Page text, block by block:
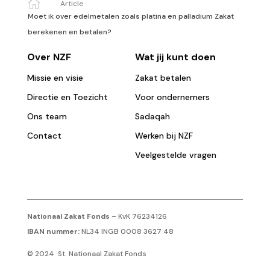

Article
Moet ik over edelmetalen zoals platina en palladium Zakat
berekenen en betalen?
Over NZF
Missie en visie
Directie en Toezicht
Ons team
Contact
Wat jij kunt doen
Zakat betalen
Voor ondernemers
Sadaqah
Werken bij NZF
Veelgestelde vragen
Nationaal Zakat Fonds – KvK 76234126
IBAN nummer:NL34 INGB 0008 3627 48
© 2024 St. Nationaal Zakat Fonds